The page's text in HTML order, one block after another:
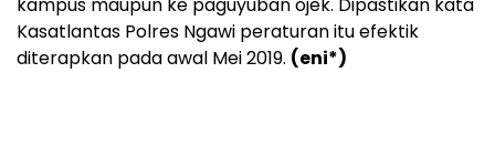
kampus maupun ke paguyuban ojek. Dipastikan kata
Kasatlantas Polres Ngawi peraturan itu efektik
diterapkan pada awal Mei 2019. (eni*)